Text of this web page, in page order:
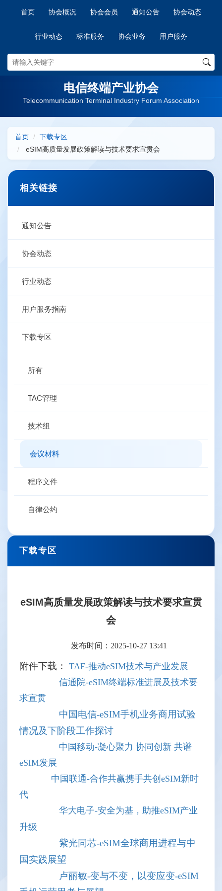
首页 协会概况 协会会员 通知公告 协会动态
行业动态 标准服务 协会业务 用户服务
电信终端产业协会
Telecommunication Terminal Industry Forum Association
首页
下载专区
eSIM高质量发展政策解读与技术要求宣贯会
相关链接
通知公告
协会动态
行业动态
用户服务指南
下载专区
所有
TAC管理
技术组
会议材料
程序文件
自律公约
下载专区
eSIM高质量发展政策解读与技术要求宣贯
会
发布时间：2025-10-27 13:41
附件下载： TAF-推动eSIM技术与产业发展
信通院-eSIM终端标准进展及技术要
求宣贯
中国电信-eSIM手机业务商用试验
情况及下阶段工作探讨
中国移动-凝心聚力 协同创新 共谱
eSIM发展
中国联通-合作共赢携手共创eSIM新时
代
华大电子-安全为基，助推eSIM产业
升级
紫光同芯-eSIM全球商用进程与中
国实践展望
卢丽敏-变与不变，以变应变-eSIM